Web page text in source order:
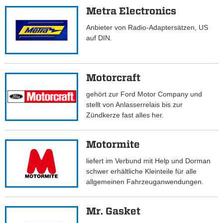
Metra Electronics
Anbieter von Radio-Adaptersätzen, US
auf DIN.
Motorcraft
gehört zur Ford Motor Company und
stellt von Anlasserrelais bis zur
Zündkerze fast alles her.
Motormite
liefert im Verbund mit Help und Dorman
schwer erhältliche Kleinteile für alle
allgemeinen Fahrzeuganwendungen.
Mr. Gasket